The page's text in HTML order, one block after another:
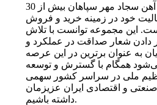
مرکزآهن با نام تجاری آهن سجاد مهر سپاهان بیش از 30
خود در زمینه خرید و فروش
این مجموعه توانست با تلاش
دادن شعار صداقت در عملکرد و
به عنوان برترین در این عرصه
همگام با گسترش و توسعه
ملی در سراسر کشور سهمی
و اقتصادی ایران عزیزمان
داشته باشیم.